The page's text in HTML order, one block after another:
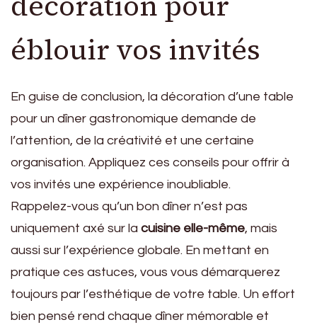
éblouir vos invités
En guise de conclusion, la décoration d’une table
pour un dîner gastronomique demande de
l’attention, de la créativité et une certaine
organisation. Appliquez ces conseils pour offrir à
vos invités une expérience inoubliable.
Rappelez-vous qu’un bon dîner n’est pas
uniquement axé sur la cuisine elle-même, mais
aussi sur l’expérience globale. En mettant en
pratique ces astuces, vous vous démarquerez
toujours par l’esthétique de votre table. Un effort
bien pensé rend chaque dîner mémorable et